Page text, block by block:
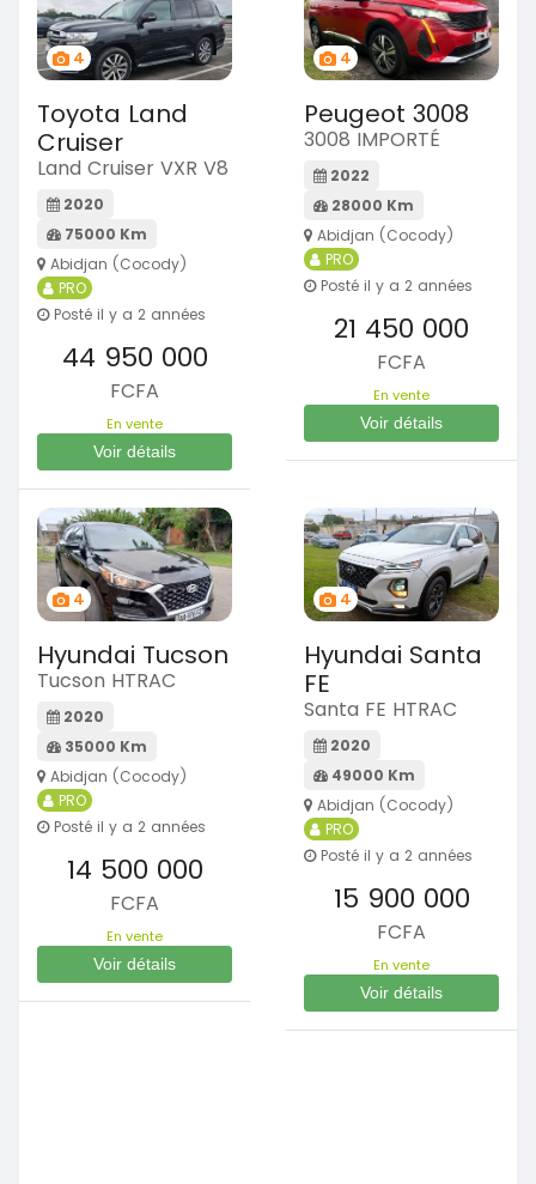
4
Toyota Land
Cruiser
Land Cruiser VXR V8
2020
75000 Km
Abidjan (Cocody)
PRO
Posté il y a 2 années
44 950 000
FCFA
En vente
Voir détails
4
Peugeot 3008
3008 IMPORTÉ
2022
28000 Km
Abidjan (Cocody)
PRO
Posté il y a 2 années
21 450 000
FCFA
En vente
Voir détails
4
Hyundai Tucson
Tucson HTRAC
2020
35000 Km
Abidjan (Cocody)
PRO
Posté il y a 2 années
14 500 000
FCFA
En vente
Voir détails
4
Hyundai Santa
FE
Santa FE HTRAC
2020
49000 Km
Abidjan (Cocody)
PRO
Posté il y a 2 années
15 900 000
FCFA
En vente
Voir détails